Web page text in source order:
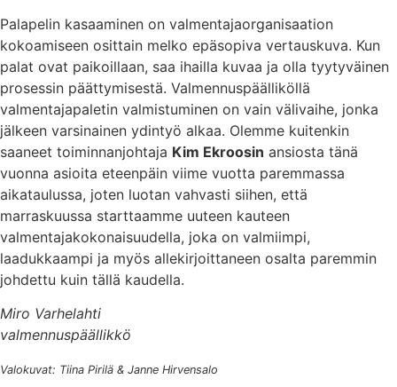
Palapelin kasaaminen on valmentajaorganisaation
kokoamiseen osittain melko epäsopiva vertauskuva. Kun
palat ovat paikoillaan, saa ihailla kuvaa ja olla tyytyväinen
prosessin päättymisestä. Valmennuspäälliköllä
valmentajapaletin valmistuminen on vain välivaihe, jonka
jälkeen varsinainen ydintyö alkaa. Olemme kuitenkin
saaneet toiminnanjohtaja Kim Ekroosin ansiosta tänä
vuonna asioita eteenpäin viime vuotta paremmassa
aikataulussa, joten luotan vahvasti siihen, että
marraskuussa starttaamme uuteen kauteen
valmentajakokonaisuudella, joka on valmiimpi,
laadukkaampi ja myös allekirjoittaneen osalta paremmin
johdettu kuin tällä kaudella.
Miro Varhelahti
valmennuspäällikkö
Valokuvat: Tiina Pirilä & Janne Hirvensalo